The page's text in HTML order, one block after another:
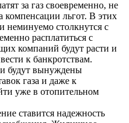
за газ своевременно, не
компенсации льгот. В этих
неминуемо столкнутся с
расплатиться с
компаний будут расти и
к банкротствам.
будут вынуждены
газа и даже к
уже в отопительном
ставится надежность